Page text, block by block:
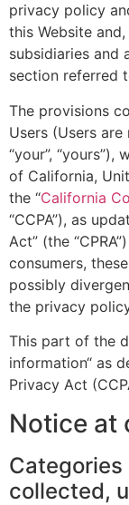
privacy policy
this Website
subsidiaries and
section referred
The provisions
Users (Users are
“your”,
of California,
the “California
“CCPA”), as
Act” (the
consumers,
possibly
the privacy
This part of the
information“ as
Privacy Act
Notice at
collected,